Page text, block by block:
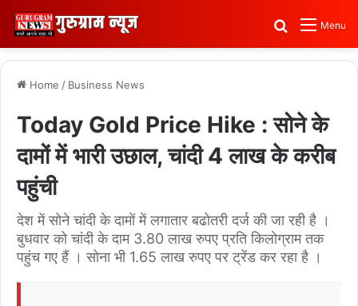
Menu
Search for
Home / Business News
Today Gold Price Hike : सोने के
दामों में भारी उछाल, चांदी 4 लाख के करीब
पहुंची
देश में सोने चांदी के दामों में लगातार बढोतरी दर्ज की जा रही है ।
बुधवार को चांदी के दाम 3.80 लाख रुपए प्रति किलोग्राम तक
पहुंच गए हैं । सोना भी 1.65 लाख रुपए पर ट्रेंड कर रहा है ।